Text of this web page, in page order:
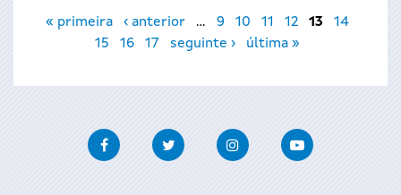
Páginas
« primeira ‹ anterior … 9 10 11 12 13
14
15
16 17 seguinte › última »
FacebookTwitter InstagramYoutube